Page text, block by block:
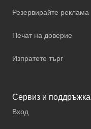
Резервирайте реклама
Печат на доверие
Изпратете търг
Сервиз и поддръжка
Вход